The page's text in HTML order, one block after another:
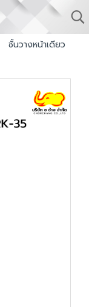
ชั้นวางหน้าเดียว